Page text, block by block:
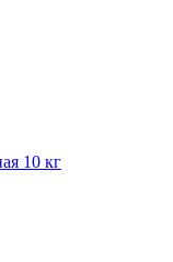
10 кг